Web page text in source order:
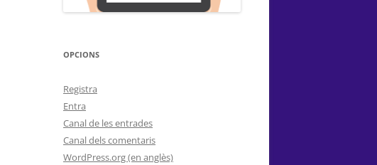
OPCIONS
Registra
Entra
Canal de les entrades
Canal dels comentaris
WordPress.org (en anglès)